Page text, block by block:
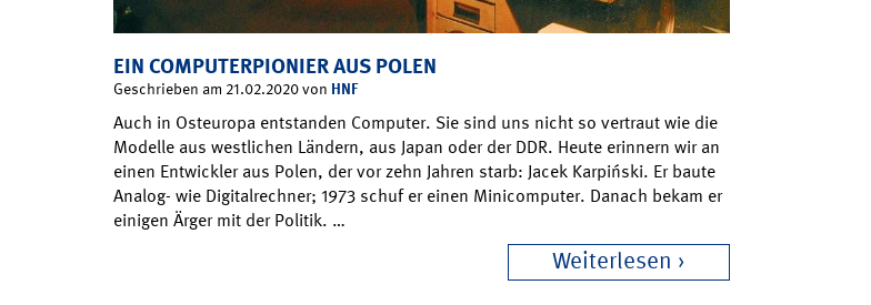
EIN COMPUTERPIONIER AUS POLEN
Geschrieben am 21.02.2020 von HNF
Auch in Osteuropa entstanden Computer. Sie sind uns nicht so vertraut wie die
Modelle aus westlichen Ländern, aus Japan oder der DDR. Heute erinnern wir an
einen Entwickler aus Polen, der vor zehn Jahren starb: Jacek Karpiński. Er baute
Analog- wie Digitalrechner; 1973 schuf er einen Minicomputer. Danach bekam er
einigen Ärger mit der Politik. …
Weiterlesen